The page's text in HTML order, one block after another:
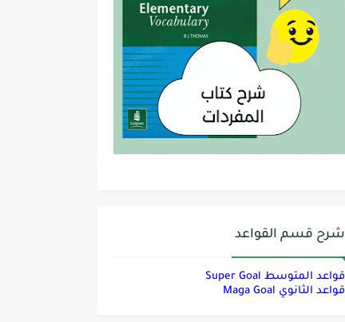
شرح قسم القواعد
قواعد المتوسط Super Goal
قواعد الثانوي Maga Goal